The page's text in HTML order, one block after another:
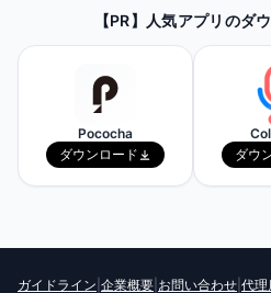
最新・人気の配信機材
チェックしてみよう
Amazonで見てみ
【PR】人気アプリのダ
Pococha
ダウンロード
ダウ
ガイドライン 企業概要 お問い合わせ 代理